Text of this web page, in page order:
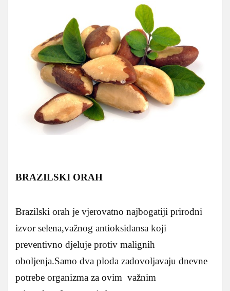
BRAZILSKI ORAH
Brazilski orah je vjerovatno najbogatiji prirodni
izvor selena,važnog antioksidansa koji
preventivno djeluje protiv malignih
oboljenja.Samo dva ploda zadovoljavaju dnevne
potrebe organizma za ovim važnim